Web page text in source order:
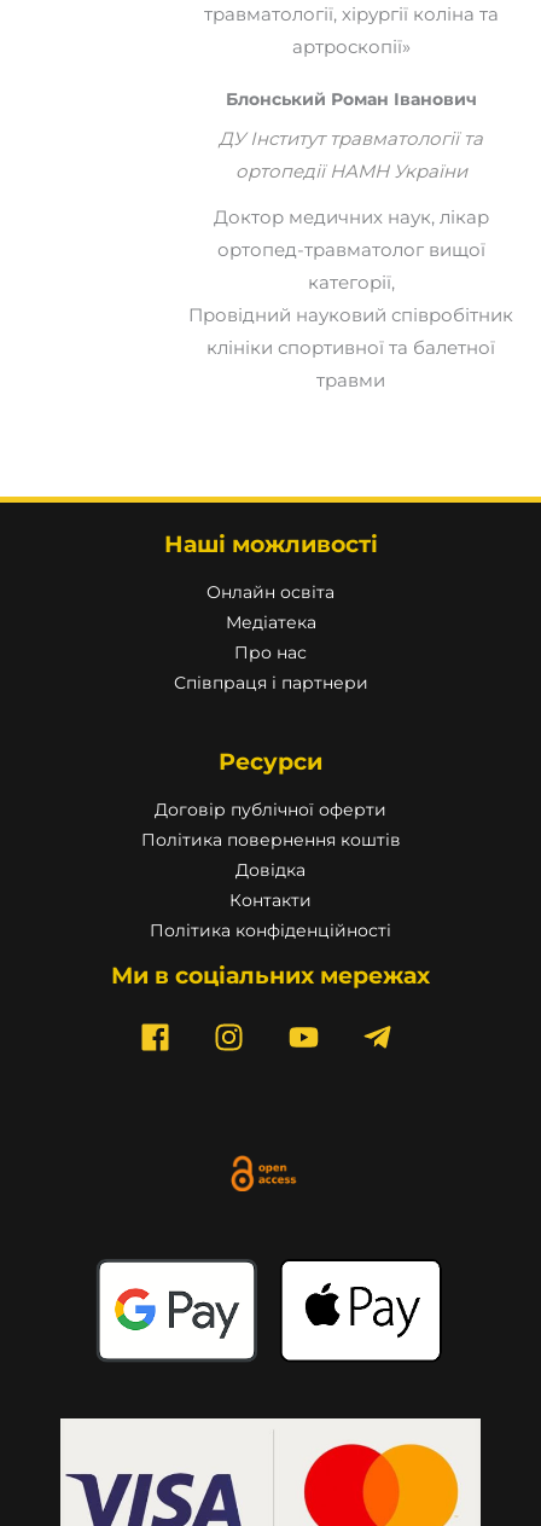
травматології, хірургії коліна та
артроскопії»
Блонський Роман Іванович
ДУ Інститут травматології та
ортопедії НАМН України
Доктор медичних наук, лікар
ортопед-травматолог вищої
категорії,
Провідний науковий співробітник
клініки спортивної та балетної
травми
Наші можливості
Онлайн освіта
Медіатека
Про нас
Співпраця і партнери
Ресурси
Договір публічної оферти
Політика повернення коштів
Довідка
Контакти
Політика конфіденційності
Ми в соціальних мережах